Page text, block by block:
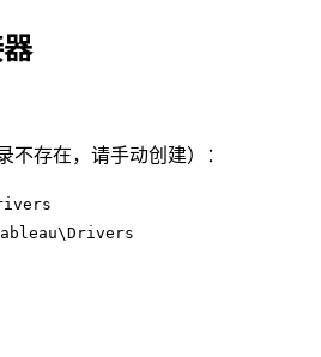
不存在，请手动创建）：